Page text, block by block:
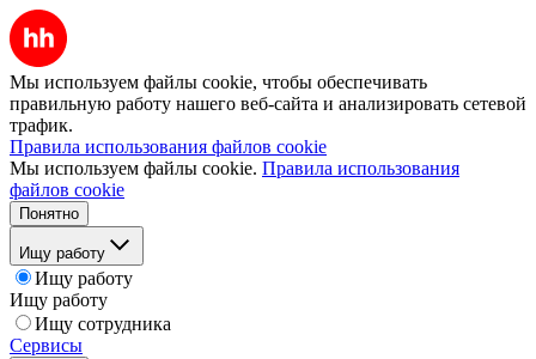
Мы используем файлы cookie, чтобы обеспечивать
правильную работу нашего веб-сайта и анализировать сетевой
трафик.
Правила использования файлов cookie
Мы используем файлы cookie. Правила использования
файлов cookie
Понятно
Ищу работу
Ищу работу
Ищу работу
Ищу сотрудника
Сервисы